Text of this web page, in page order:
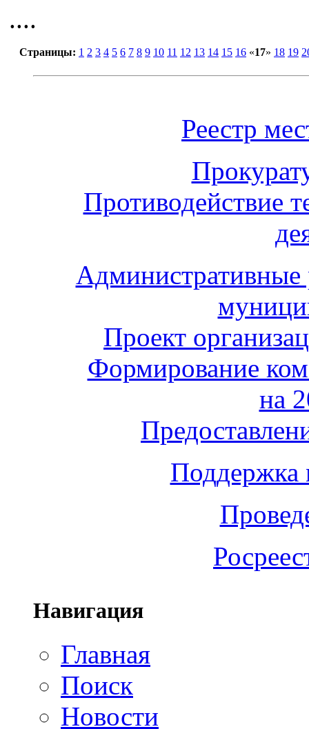
....
Страницы: 1 2 3 4 5 6 7 8 9 10 11 12 13 14 15 16 «17» 18 19
Реестр
Противодействие
Административные
Проект
Формирование
на
Поддержка
Навигация
Главная
Поиск
Новости